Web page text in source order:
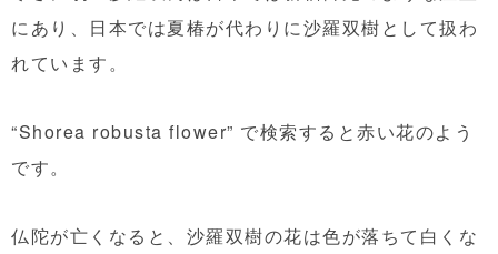
にあり、日本では夏椿が代わりに沙羅双樹として扱わ
れています。
“Shorea robusta flower” で検索すると赤い花のよう
です。
仏陀が亡くなると、沙羅双樹の花は色が落ちて白くな